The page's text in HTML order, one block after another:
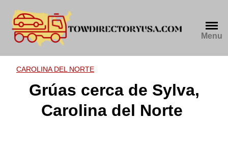
content
Menu
CAROLINA DEL NORTE
Grúas cerca de Sylva,
Carolina del Norte